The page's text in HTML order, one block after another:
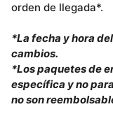
orden de llegada*.
*La fecha y hora
cambios.
*Los paquetes de
específica y no
no son